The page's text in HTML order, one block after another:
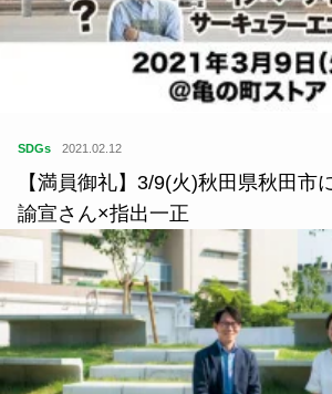
諭宣さん×指出一正
SDGs 2022.08.05
大阪公立大学現代システム科学域